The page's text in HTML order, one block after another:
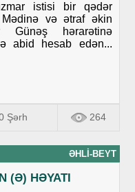
istisi bir qədər
Mədinə və ətraf əkin
Günəş hərarətinə
abid hesab edən...
Şərh 264
ƏHLI-BEYT
(Ə) HƏYATI